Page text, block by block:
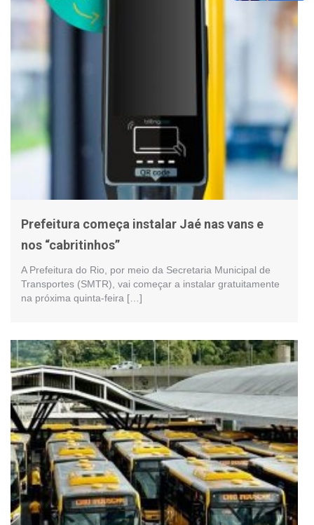
Prefeitura começa instalar Jaé nas vans e
nos “cabritinhos”
A Prefeitura do Rio, por meio da Secretaria Municipal de
Transportes (SMTR), vai começar a instalar gratuitamente
na próxima quinta-feira […]